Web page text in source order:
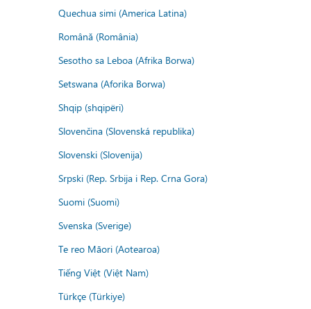
Quechua simi (America Latina)
Română (România)
Sesotho sa Leboa (Afrika Borwa)
Setswana (Aforika Borwa)
Shqip (shqipëri)
Slovenčina (Slovenská republika)
Slovenski (Slovenija)
Srpski (Rep. Srbija i Rep. Crna Gora)
Suomi (Suomi)
Svenska (Sverige)
Te reo Māori (Aotearoa)
Tiếng Việt (Việt Nam)
Türkçe (Türkiye)